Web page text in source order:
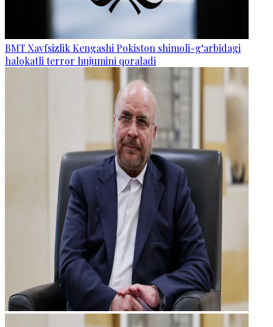
BMT Xavfsizlik Kengashi Pokiston shimoli-g‘arbidagi
halokatli terror hujumini qoraladi